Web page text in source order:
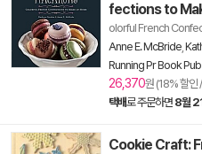
fections to
olorful French
Anne E. McBride
Running Pr Book Pub
26,370원 (18% 할인
택배로 주문하면 8월
Cookie Craft: